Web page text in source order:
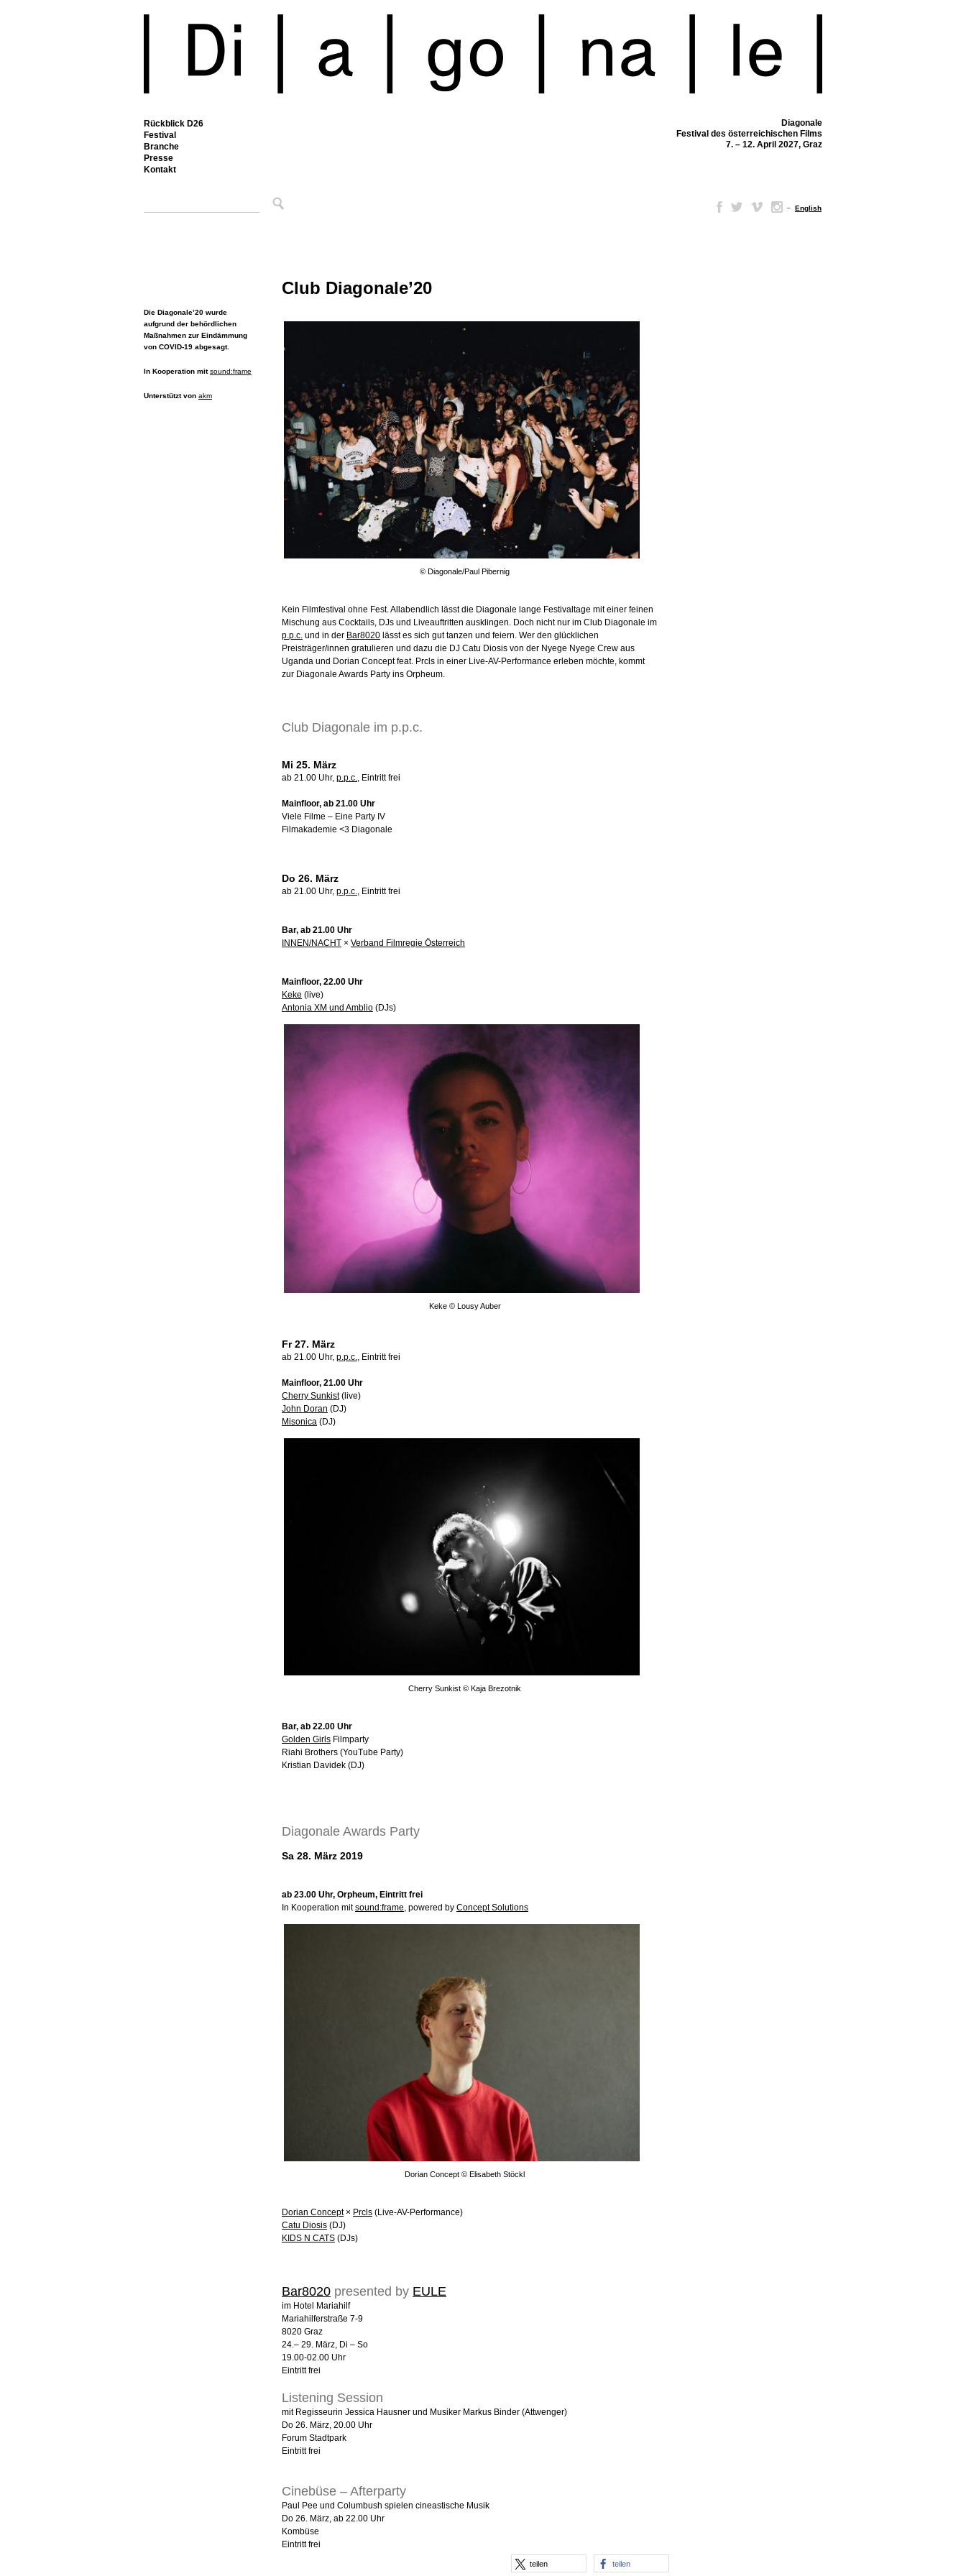
Rückblick D26
Festival
Branche
Presse
Kontakt
Diagonale
Festival des österreichischen Films
7. – 12. April 2027, Graz
– English
Die Diagonale’20 wurde
aufgrund der behördlichen
Maßnahmen zur Eindämmung
von COVID-19 abgesagt.
In Kooperation mitsound:frame
Unterstützt von akm
Club Diagonale’20
© Diagonale/Paul Pibernig
Kein Filmfestival ohne Fest. Allabendlich lässt die Diagonale lange Festivaltage mit einer feinen
Mischung aus Cocktails, DJs und Liveauftritten ausklingen. Doch nicht nur im Club Diagonale im
p.p.c. und in der Bar8020 lässt es sich gut tanzen und feiern. Wer den glücklichen
Preisträger/innen gratulieren und dazu die DJ Catu Diosis von der Nyege Nyege Crew aus
Uganda und Dorian Concept feat. Prcls in einer Live-AV-Performance erleben möchte, kommt
zur Diagonale Awards Party ins Orpheum.
Club Diagonale im p.p.c.
Mi 25. März
ab 21.00 Uhr, p.p.c., Eintritt frei
Mainfloor, ab 21.00 Uhr
Viele Filme – Eine Party IV
Filmakademie <3 Diagonale
Do 26. März
ab 21.00 Uhr, p.p.c., Eintritt frei
Bar, ab 21.00 Uhr
INNEN/NACHT × Verband Filmregie Österreich
Mainfloor, 22.00 Uhr
Keke (live)
Antonia XM und Amblio (DJs)
Keke © Lousy Auber
Fr 27. März
ab 21.00 Uhr, p.p.c., Eintritt frei
Mainfloor, 21.00 Uhr
Cherry Sunkist(live)
John Doran (DJ)
Misonica (DJ)
Cherry Sunkist © Kaja Brezotnik
Bar, ab 22.00 Uhr
Golden Girls Filmparty
Riahi Brothers (YouTube Party)
Kristian Davidek (DJ)
Diagonale Awards Party
Sa 28. März 2019
ab 23.00 Uhr, Orpheum, Eintritt frei
In Kooperation mitsound:frame, powered by Concept Solutions
Dorian Concept © Elisabeth Stöckl
Dorian Concept× Prcls (Live-AV-Performance)
Catu Diosis (DJ)
KIDS N CATS (DJs)
Bar8020 presented by EULE
im Hotel Mariahilf
Mariahilferstraße 7-9
8020 Graz
24.– 29. März, Di – So
19.00-02.00 Uhr
Eintritt frei
Listening Session
mit Regisseurin Jessica Hausner und Musiker Markus Binder (Attwenger)
Do 26. März, 20.00 Uhr
Forum Stadtpark
Eintritt frei
Cinebüse – Afterparty
Paul Pee und Columbush spielen cineastische Musik
Do 26. März, ab 22.00 Uhr
Kombüse
Eintritt frei
teilen teilen